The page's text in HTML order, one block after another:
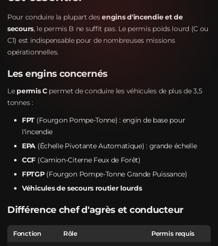
Pour conduire la plupart desengins d'incendie et de
secours, le permis B ne suffit pas. Le permis poids lourd (C ou
C1) est indispensable pour de nombreuses missions
opérationnelles.
Les engins concernés
Le permis Cpermet de conduire les véhicules de plus de 3,5
tonnes :
FPT (Fourgon Pompe-Tonne) : engin de base pour
l'incendie
EPA (Échelle Pivotante Automatique) : grande échelle
CCF (Camion-Citerne Feux de Forêt)
FPTGP(Fourgon Pompe-Tonne Grande Puissance)
Véhicules de secours routier lourds
Différence chef d'agrès et conducteur
Fonction Rôle Permis requis